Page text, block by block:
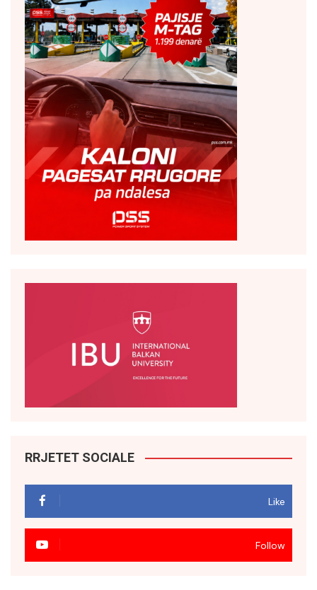
RRJETET SOCIALE
Like
Follow